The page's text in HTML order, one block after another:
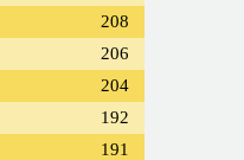
208
206
204
192
191